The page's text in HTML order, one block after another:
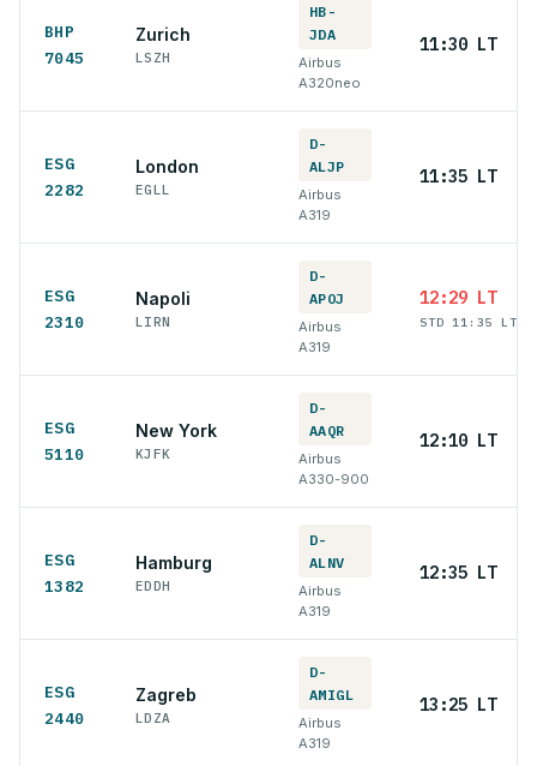
BHP
7045
Zurich
LSZH
HB-
JDA
Airbus
A320neo
11:30 LT
ESG
2282
London
EGLL
D-
ALJP
Airbus
A319
11:35 LT
ESG
2310
Napoli
LIRN
D-
APOJ
Airbus
A319
12:29 LT
STD 11:35 LT
ESG
5110
New York
KJFK
D-
AAQR
Airbus
A330-900
12:10 LT
ESG
1382
Hamburg
EDDH
D-
ALNV
Airbus
A319
12:35 LT
ESG
2440
Zagreb
LDZA
D-
AMIGL
Airbus
A319
13:25 LT